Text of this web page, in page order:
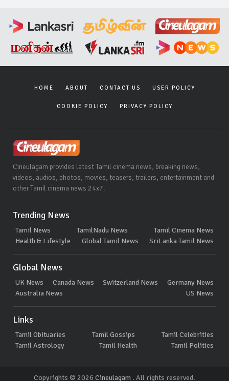
HOME ABOUT CONTACT US USER POLICY
COOKIE POLICY PRIVACY POLICY
Cineulagam provides latest Tamil cinema news, breaking news,
videos, audios, photos, movies, teasers, trailers, entertainment and
other Tamil cinema news 24x7.
Trending News
Tamil News TamilNadu News
Tamil Cinema News
Health & Lifestyle
Global Tamil News SriLanka Tamil News
Global News
UK News Canada News Switzerland News
Germany News
Australia News
US News
Links
Tamil Obituaries Tamil Gossips
Tamil Celebrities
Tamil Astrology
Tamil Health Tamil Politics
Copyrights © 2026 Cineulagam . All rights reserved.